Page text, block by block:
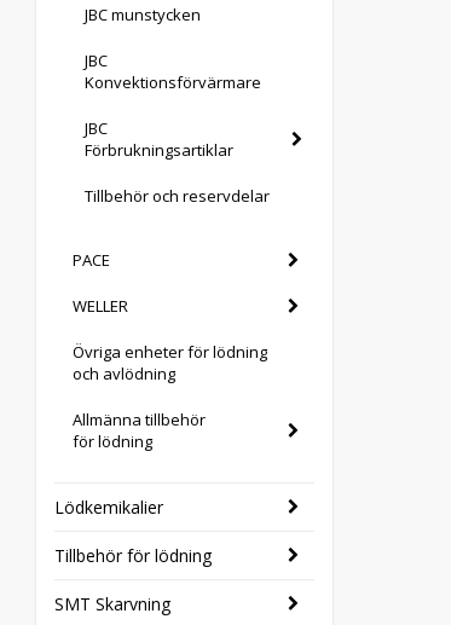
JBC munstycken
JBC
Konvektionsförvärmare
JBC
Förbrukningsartiklar
Tillbehör och reservdelar
PACE
WELLER
Övriga enheter för lödning
och avlödning
Allmänna tillbehör
för lödning
Lödkemikalier
Tillbehör för lödning
SMT Skarvning